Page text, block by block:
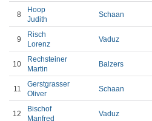
8
Hoop
Judith
Schaan
9
Risch
Lorenz
Vaduz
10
Rechsteiner
Martin
Balzers
11
Gerstgrasser
Oliver
Schaan
12
Bischof
Manfred
Vaduz